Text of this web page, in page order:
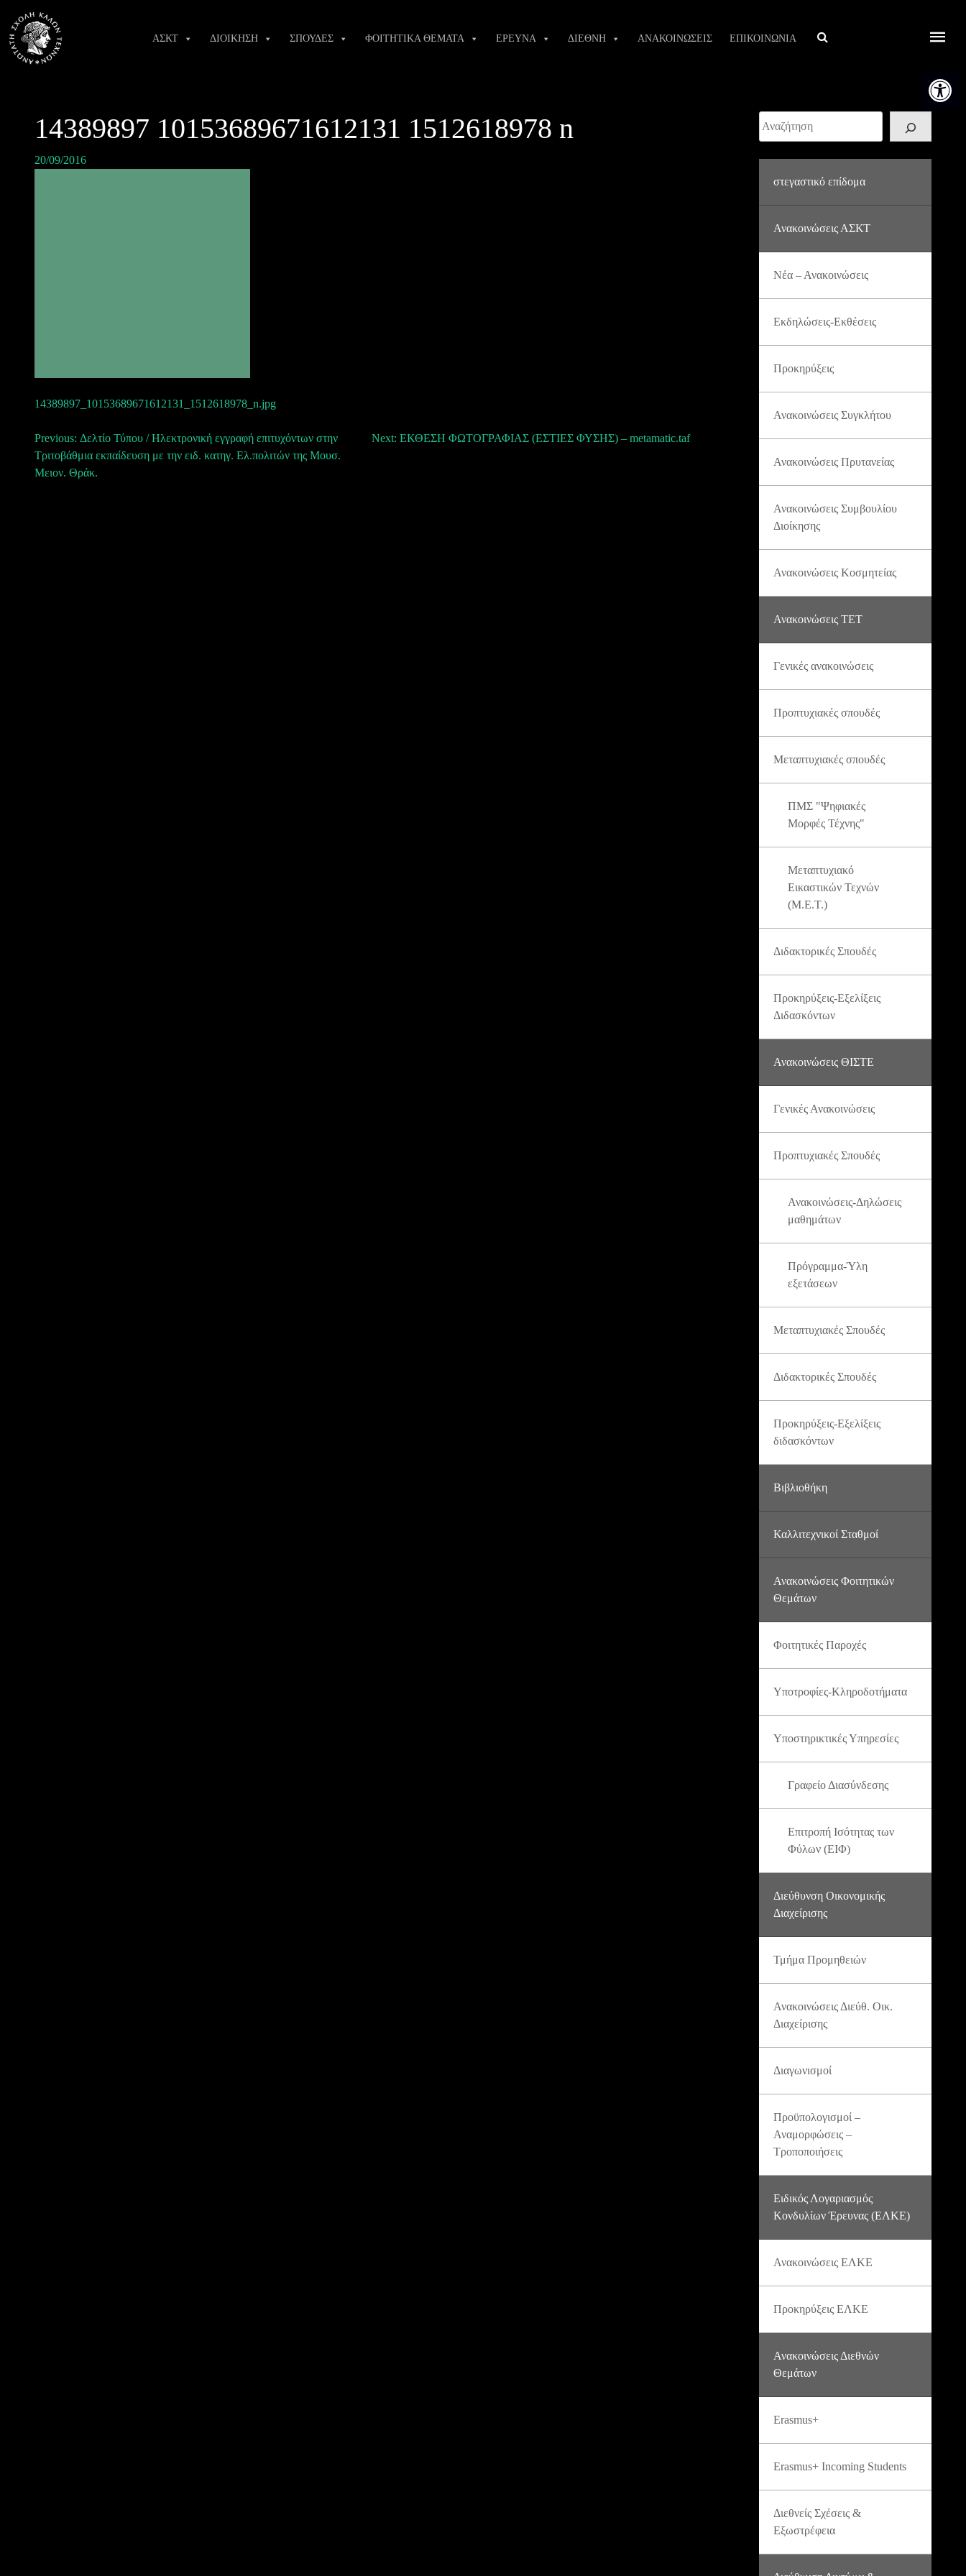
Ανοίξτε
content
ΑΣΚΤ ΔΙΟΙΚΗΣΗ ΣΠΟΥΔΕΣ ΦΟΙΤΗΤΙΚΑ ΘΕΜΑΤΑ ΕΡΕΥΝΑ ΔΙΕΘΝΗ ΑΝΑΚΟΙΝΩΣΕΙΣ ΕΠΙΚΟΙΝΩΝΙΑ Αναζήτηση
14389897 10153689671612131 1512618978 n
20/09/2016
14389897_10153689671612131_1512618978_n.jpg
Πλοήγηση
άρθρων
Previous: Δελτίο Τύπου / Ηλεκτρονική εγγραφή επιτυχόντων στην
Τριτοβάθμια εκπαίδευση με την ειδ. κατηγ. Ελ.πολιτών της Μουσ.
Μειον. Θράκ.
Next: ΕΚΘΕΣΗ ΦΩΤΟΓΡΑΦΙΑΣ (ΕΣΤΙΕΣ ΦΥΣΗΣ) – metamatic.taf
Αναζήτηση
στεγαστικό επίδομα
Ανακοινώσεις ΑΣΚΤ
Νέα – Ανακοινώσεις
Εκδηλώσεις-Εκθέσεις
Προκηρύξεις
Ανακοινώσεις Συγκλήτου
Ανακοινώσεις Πρυτανείας
Ανακοινώσεις Συμβουλίου
Διοίκησης
Ανακοινώσεις Κοσμητείας
Ανακοινώσεις ΤΕΤ
Γενικές ανακοινώσεις
Προπτυχιακές σπουδές
Μεταπτυχιακές σπουδές
ΠΜΣ "Ψηφιακές
Μορφές Τέχνης"
Μεταπτυχιακό
Εικαστικών Τεχνών
(Μ.Ε.Τ.)
Διδακτορικές Σπουδές
Προκηρύξεις-Εξελίξεις
Διδασκόντων
Ανακοινώσεις ΘΙΣΤΕ
Γενικές Ανακοινώσεις
Προπτυχιακές Σπουδές
Ανακοινώσεις-Δηλώσεις
μαθημάτων
Πρόγραμμα-Ύλη
εξετάσεων
Μεταπτυχιακές Σπουδές
Διδακτορικές Σπουδές
Προκηρύξεις-Εξελίξεις
διδασκόντων
Βιβλιοθήκη
Καλλιτεχνικοί Σταθμοί
Ανακοινώσεις Φοιτητικών
Θεμάτων
Φοιτητικές Παροχές
Υποτροφίες-Κληροδοτήματα
Υποστηρικτικές Υπηρεσίες
Γραφείο Διασύνδεσης
Επιτροπή Ισότητας των
Φύλων (ΕΙΦ)
Διεύθυνση Οικονομικής
Διαχείρισης
Τμήμα Προμηθειών
Ανακοινώσεις Διεύθ. Οικ.
Διαχείρισης
Διαγωνισμοί
Προϋπολογισμοί –
Αναμορφώσεις –
Τροποποιήσεις
Ειδικός Λογαριασμός
Κονδυλίων Έρευνας (ΕΛΚΕ)
Ανακοινώσεις ΕΛΚΕ
Προκηρύξεις ΕΛΚΕ
Ανακοινώσεις Διεθνών
Θεμάτων
Erasmus+
Erasmus+ Incoming Students
Διεθνείς Σχέσεις &
Εξωστρέφεια